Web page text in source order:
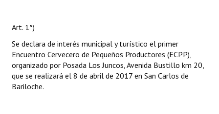
Art. 1°)
Se declara de interés municipal y turístico el primer
Encuentro Cervecero de Pequeños Productores (ECPP),
organizado por Posada Los Juncos, Avenida Bustillo km 20,
que se realizará el 8 de abril de 2017 en San Carlos de
Bariloche.